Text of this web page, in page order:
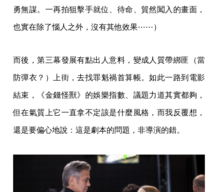
勇無謀。一再拍狙擊手就位、待命、貿然闖入的畫面，
也實在除了惱人之外，沒有其他效果⋯⋯）
而後，第三幕發展有點出人意料，變成人質帶綁匪（當
防彈衣？）上街，去找罪魁禍首算帳。如此一路到電影
結束，《金錢怪獸》的娛樂指數、議題力道其實都夠，
但在氣質上它一直拿不定該是什麼風格，而我反覆想，
還是要偏心地說：這是劇本的問題，非導演的錯。